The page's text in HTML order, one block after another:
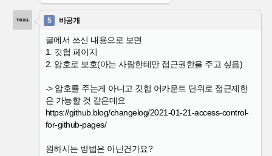
5 비공개
글에서 쓰신 내용으로 보면
1. 깃헙 페이지
2. 암호로 보호(아는 사람한테만 접근권한을 주고 싶음)
-> 암호를 주는게 아니고 깃헙 어카운트 단위로 접근제한
은 가능할 것 같은데요
https://github.blog/changelog/2021-01-21-access-control-
for-github-pages/
원하시는 방법은 아닌건가요?